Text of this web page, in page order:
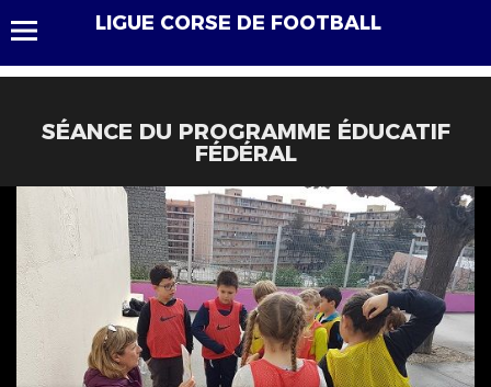
LIGUE CORSE DE FOOTBALL
SÉANCE DU PROGRAMME ÉDUCATIF
FÉDÉRAL